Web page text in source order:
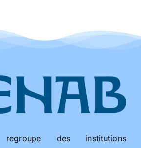
des institutions